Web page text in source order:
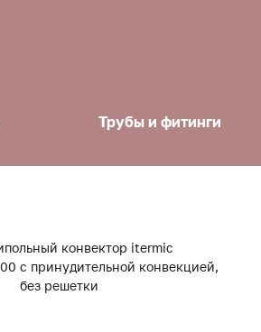
Трубы и фитинги